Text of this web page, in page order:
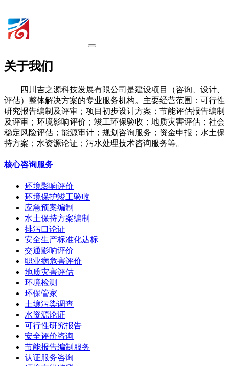
关于我们
四川吉之源科技发展有限公司是建设项目（咨询、设计、
评估）整体解决方案的专业服务机构。主要经营范围：可行性
研究报告编制及评审；项目初步设计方案；节能评估报告编制
及评审；环境影响评价；竣工环保验收；地质灾害评估；社会
稳定风险评估；能源审计；规划咨询服务；资金申报；水土保
持方案；水资源论证；污水处理技术咨询服务等。
核心咨询服务
环境影响评价
环境保护竣工验收
应急预案编制
水土保持方案编制
排污口论证
安全生产标准化达标
交通影响评价
职业病危害评价
地质灾害评估
环境检测
环保管家
土壤污染调查
水资源论证
可行性研究报告
安全评价咨询
节能报告编制服务
认证服务咨询